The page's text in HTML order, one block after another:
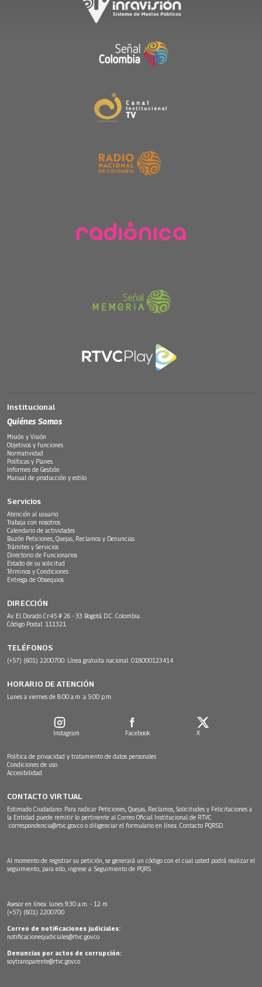
Institucional
Quiénes Somos
Misión y Visión
Objetivos y funciones
Normatividad
Políticas y Planes
Informes de Gestión
Manual de producción y estilo
Servicios
Atención al usuario
Trabaja con nosotros
Calendario de actividades
Buzón Peticiones, Quejas, Reclamos y Denuncias
Trámites y Servicios
Directorio de Funcionarios
Estado de su solicitud
Términos y Condiciones
Entrega de Obsequios
DIRECCIÓN
Av. El Dorado Cr.45 # 26 - 33 Bogotá D.C. Colombia.
Código Postal: 111321
TELÉFONOS
(+57) (601) 2200700. Línea gratuita nacional: 018000123414
HORARIO DE ATENCIÓN
Lunes a viernes de 8:00 a.m. a 5:00 p.m.
Instagram Facebook X
Política de privacidad y tratamiento de datos personales
Condiciones de uso
Accesibilidad
CONTACTO VIRTUAL
Estimado Ciudadano: Para radicar Peticiones, Quejas, Reclamos, Solicitudes y Felicitaciones a
la Entidad puede remitir lo pertinente al Correo Oficial Institucional de RTVC
correspondencia@rtvc.gov.co o diligenciar el formulario en línea: Contacto PQRSD.
Al momento de registrar su petición, se generará un código con el cual usted podrá realizar el
seguimiento, para ello, ingrese a: Seguimiento de PQRS
Asesor en línea: lunes 9:30 a.m. - 12 m
(+57) (601) 2200700
Correo de notificaciones judiciales:
notificacionesjudiciales@rtvc.gov.co
Denuncias por actos de corrupción:
soytransparente@rtvc.gov.co